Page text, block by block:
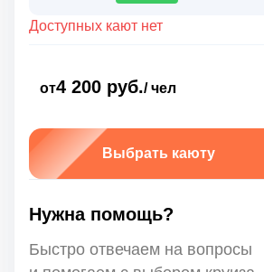
Доступных кают нет
от4 200 руб./ чел
Выбрать каюту
Нужна помощь?
Быстро отвечаем на вопросы